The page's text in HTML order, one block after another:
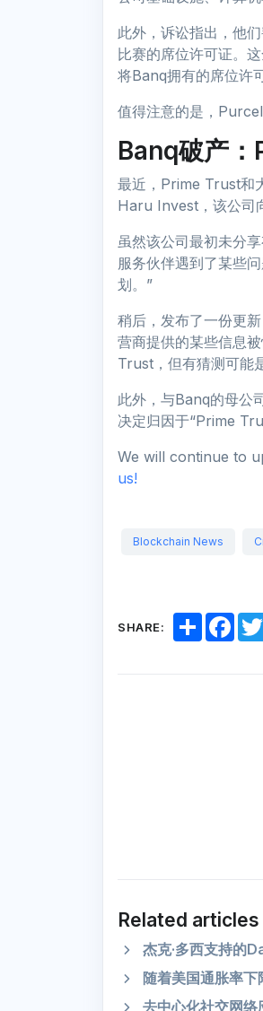
此外，诉讼指出，他
比赛的席位许可证。
将Banq拥有的席位许
值得注意的是，
Banq破产
最近，Prime Trust和
Haru Invest，该公司
虽然该公司最初未分
服务伙伴遇到了某些
划。”
稍后，发布了一份更
营商提供的某些信息
Trust，但有猜测可能
此外，与Banq的母公
决定归因于“Prime
We will continue to
us!
Blockchain News
SHARE:
S
h
F
a
Related articles
杰克·多西支持的
随着美国通胀率
去中心化社交网